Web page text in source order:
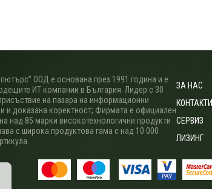
ООД е основана през 1991 година и е
ИТ компании в България. Лидер с 30
на пазара на информационни
и доказана коректност; Фирмата е официален
над 85 марки високотехнологични продукти
с широка продуктова гама с над 10 000
ЗА НАС
КОНТАКТИ
СЕРВИЗ
ЛИЗИНГ